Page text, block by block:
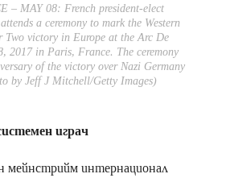
– MAY 08: French president-elect
a ceremony to mark the Western
Two victory in Europe at the Arc De
2017 in Paris, France. The ceremony
of the victory over Nazi Germany
by Jeff J Mitchell/Getty Images)
играч
мейнстрийм интернационал